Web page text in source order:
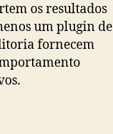
os resultados
um plugin de
fornecem